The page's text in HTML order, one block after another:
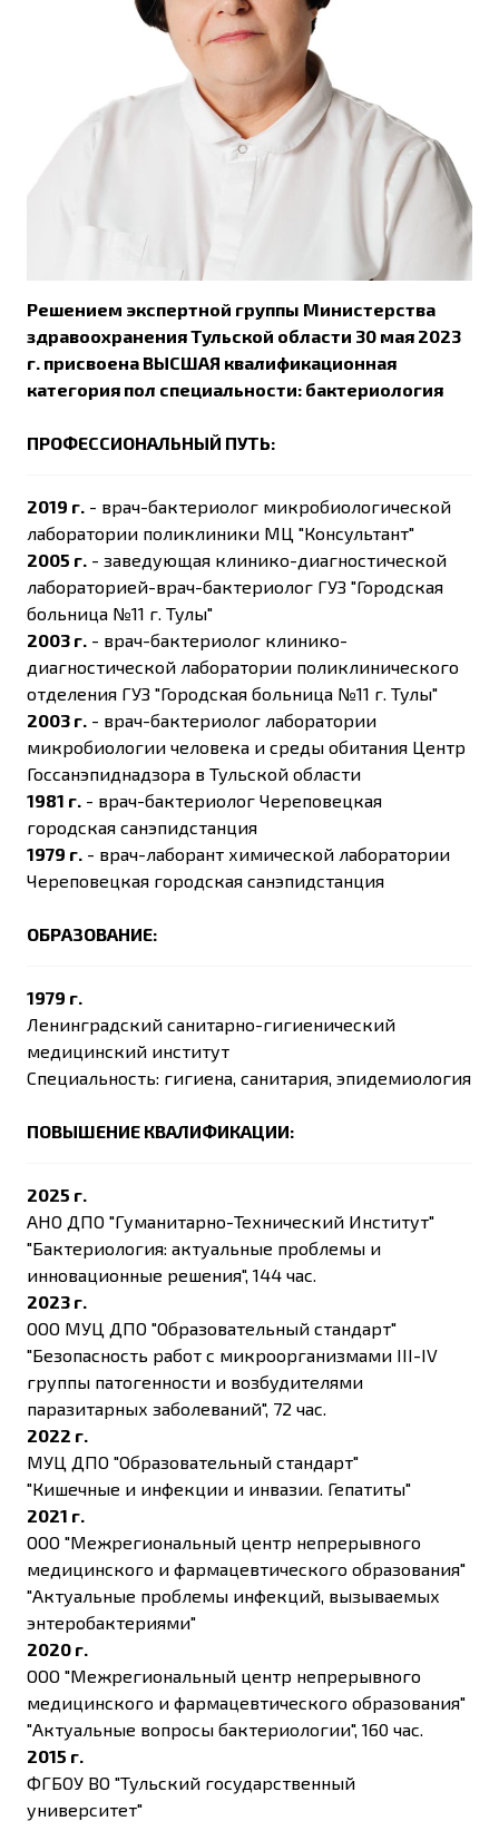
Решением экспертной группы Министерства
здравоохранения Тульской области 30 мая 2023
г. присвоена ВЫСШАЯ квалификационная
категория пол специальности: бактериология
ПРОФЕССИОНАЛЬНЫЙ ПУТЬ:
2019 г. - врач-бактериолог микробиологической
лаборатории поликлиники МЦ "Консультант"
2005 г. - заведующая клинико-диагностической
лабораторией-врач-бактериолог ГУЗ "Городская
больница №11 г. Тулы"
2003 г. - врач-бактериолог клинико-
диагностической лаборатории поликлинического
отделения ГУЗ "Городская больница №11 г. Тулы"
2003 г. - врач-бактериолог лаборатории
микробиологии человека и среды обитания Центр
Госсанэпиднадзора в Тульской области
1981 г. - врач-бактериолог Череповецкая
городская санэпидстанция
1979 г. - врач-лаборант химической лаборатории
Череповецкая городская санэпидстанция
ОБРАЗОВАНИЕ:
1979 г.
Ленинградский санитарно-гигиенический
медицинский институт
Специальность: гигиена, санитария, эпидемиология
ПОВЫШЕНИЕ КВАЛИФИКАЦИИ:
2025 г.
АНО ДПО "Гуманитарно-Технический Институт"
"Бактериология: актуальные проблемы и
инновационные решения", 144 час.
2023 г.
ООО МУЦ ДПО "Образовательный стандарт"
"Безопасность работ с микроорганизмами III-IV
группы патогенности и возбудителями
паразитарных заболеваний", 72 час.
2022 г.
МУЦ ДПО "Образовательный стандарт"
"Кишечные и инфекции и инвазии. Гепатиты"
2021 г.
ООО "Межрегиональный центр непрерывного
медицинского и фармацевтического образования"
"Актуальные проблемы инфекций, вызываемых
энтеробактериями"
2020 г.
ООО "Межрегиональный центр непрерывного
медицинского и фармацевтического образования"
"Актуальные вопросы бактериологии", 160 час.
2015 г.
ФГБОУ ВО "Тульский государственный
университет"